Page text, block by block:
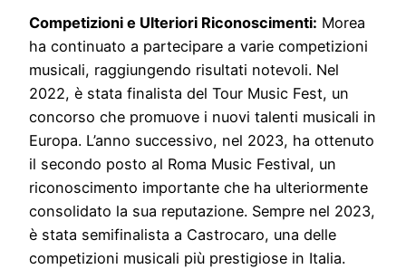
Competizioni e Ulteriori Riconoscimenti: Morea
ha continuato a partecipare a varie competizioni
musicali, raggiungendo risultati notevoli. Nel
2022, è stata finalista del Tour Music Fest, un
concorso che promuove i nuovi talenti musicali in
Europa. L’anno successivo, nel 2023, ha ottenuto
il secondo posto al Roma Music Festival, un
riconoscimento importante che ha ulteriormente
consolidato la sua reputazione. Sempre nel 2023,
è stata semifinalista a Castrocaro, una delle
competizioni musicali più prestigiose in Italia.